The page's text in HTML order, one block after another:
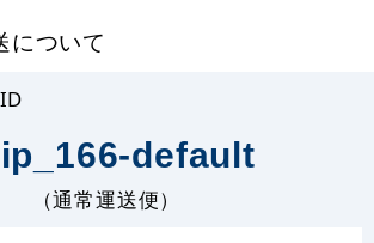
について
default
（通常運送便）